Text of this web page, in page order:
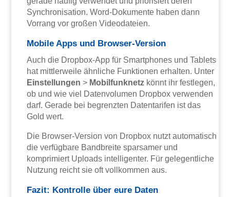
Synchronisation. Word-Dokumente haben dann
Vorrang vor großen Videodateien.
Mobile Apps und Browser-Version
Auch die Dropbox-App für Smartphones und Tablets
hat mittlerweile ähnliche Funktionen erhalten. Unter
Einstellungen > Mobilfunknetz könnt ihr festlegen,
ob und wie viel Datenvolumen Dropbox verwenden
darf. Gerade bei begrenzten Datentarifen ist das
Gold wert.
Die Browser-Version von Dropbox nutzt automatisch
die verfügbare Bandbreite sparsamer und
komprimiert Uploads intelligenter. Für gelegentliche
Nutzung reicht sie oft vollkommen aus.
Fazit: Kontrolle über eure Daten